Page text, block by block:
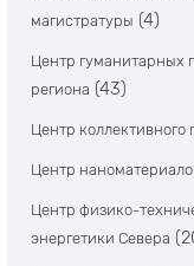
магистратуры (4)
Центр гуманитарных
региона (43)
Центр коллективного
Центр
Центр физико-
энергетики Севера